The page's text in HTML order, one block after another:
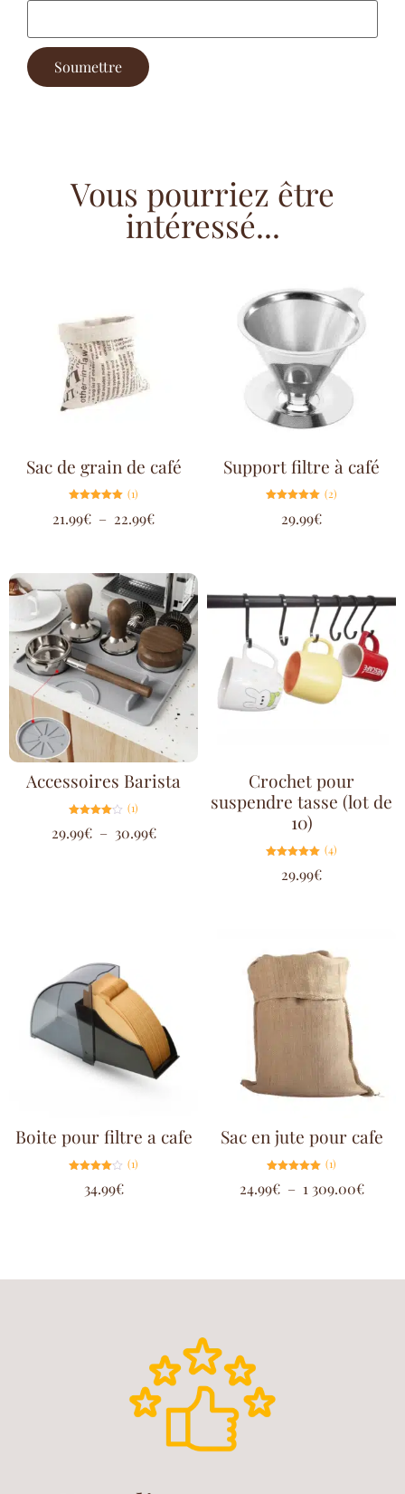
Vous pourriez être
intéressé...
Sac de grain de café
5.00
sur 5
(1)
21.99€ – 22.99€
Support filtre à café
5.00
sur 5
(2)
29.99€
Accessoires Barista
4.00
sur 5
(1)
29.99€ – 30.99€
Crochet pour
suspendre tasse (lot de
10)
5.00
sur 5
(4)
29.99€
Boite pour filtre a cafe
4.00
sur 5
(1)
34.99€
Sac en jute pour cafe
5.00
(1)
24.99€ – 1 309.00€